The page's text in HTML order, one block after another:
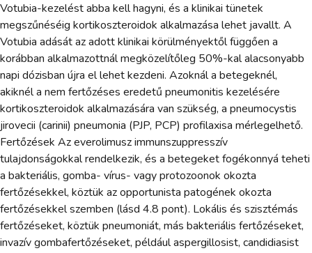
Votubia-kezelést abba kell hagyni, és a klinikai tünetek
megszűnéséig kortikoszteroidok alkalmazása lehet javallt. A
Votubia adását az adott klinikai körülményektől függően a
korábban alkalmazottnál megközelítőleg 50%-kal alacsonyabb
napi dózisban újra el lehet kezdeni. Azoknál a betegeknél,
akiknél a nem fertőzéses eredetű pneumonitis kezelésére
kortikoszteroidok alkalmazására van szükség, a pneumocystis
jirovecii (carinii) pneumonia (PJP, PCP) profilaxisa mérlegelhető.
Fertőzések Az everolimusz immunszuppresszív
tulajdonságokkal rendelkezik, és a betegeket fogékonnyá teheti
a bakteriális, gomba- vírus- vagy protozoonok okozta
fertőzésekkel, köztük az opportunista patogének okozta
fertőzésekkel szemben (lásd 4.8 pont). Lokális és szisztémás
fertőzéseket, köztük pneumoniát, más bakteriális fertőzéseket,
invazív gombafertőzéseket, például aspergillosist, candidiasist